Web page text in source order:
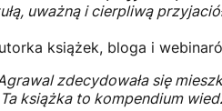
uważną i cierpliwą
książek, bloga i
zdecydowała się
Ta książka to kompendium